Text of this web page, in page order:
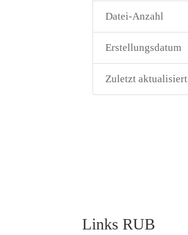
Datei-Anzahl
Erstellungsdatum
Zuletzt aktualisiert
Links RUB